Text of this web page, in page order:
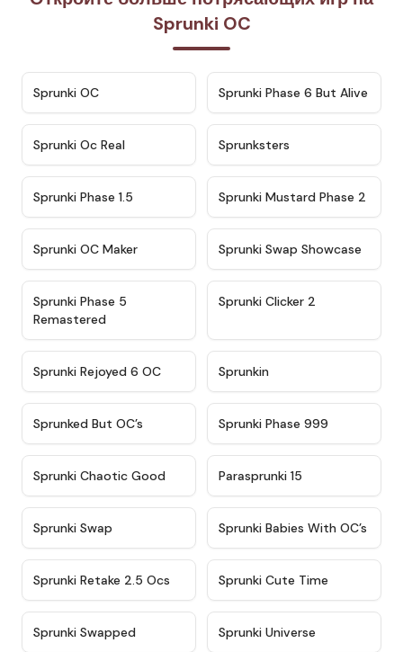
Sprunki OC
Sprunki OC ★ 4.9
Sprunki Phase 6 But Alive
Sprunki Oc Real Sprunksters
Sprunki Phase 1.5 ★ 4.4
Sprunki Mustard Phase 2
Sprunki OC Maker ★ 4.6
Sprunki Swap Showcase
Sprunki Phase 5
Remastered
Sprunki Clicker 2
★ 4.4
Sprunki Rejoyed 6 OC Sprunkin
Sprunked But OC’s Sprunki Phase 999
★ 4.7
Sprunki Chaotic Good Parasprunki 15
Sprunki Swap ★ 4.8
Sprunki Babies With OC’s
★ 4.6
Sprunki Retake 2.5 Ocs Sprunki Cute Time
Sprunki Swapped Sprunki Universe